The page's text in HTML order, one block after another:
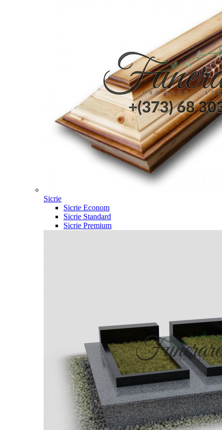
Sicrie
Sicrie Econom
Sicrie Standard
Sicrie Premium